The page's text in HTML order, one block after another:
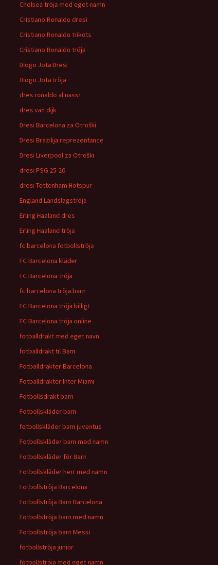
Chelsea tröja med eget namn
Cristiano Ronaldo dresi
Cristiano Ronaldo trikots
Cristiano Ronaldo tröja
Diogo Jota Dresi
Diogo Jota tröja
dres ronaldo al nassr
dres van dijk
Dresi Barcelona za Otroški
Dresi Brazilija reprezentance
Dresi Liverpool za Otroški
dresi PSG 25-26
dresi Tottenham Hotspur
England Landslagströja
Erling Haaland dres
Erling Haaland tröja
fc barcelona fotbollströja
FC Barcelona kläder
FC Barcelona tröja
fc barcelona tröja barn
FC Barcelona tröja billigt
FC Barcelona tröja online
fotballdrakt med eget navn
fotballdrakt til Barn
Fotballdrakter Barcelona
Fotballdrakter Inter Miami
Fotbollsdräkt barn
Fotbollskläder barn
fotbollskläder barn juventus
Fotbollskläder barn med namn
Fotbollskläder för Barn
Fotbollskläder herr med namn
Fotbollströja Barcelona
Fotbollströja Barn Barcelona
Fotbollströja barn med namn
Fotbollströja barn Messi
fotbollströja junior
fotbollströja med eget namn